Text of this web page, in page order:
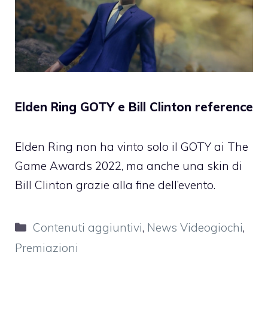
Elden Ring GOTY e Bill Clinton reference
Elden Ring non ha vinto solo il GOTY ai The
Game Awards 2022, ma anche una skin di
Bill Clinton grazie alla fine dell’evento.
Categorie
Contenuti aggiuntivi, News Videogiochi,
Premiazioni